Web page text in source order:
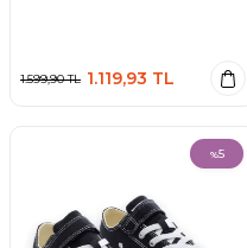
1.599,90TL 1.119,93 TL
%5